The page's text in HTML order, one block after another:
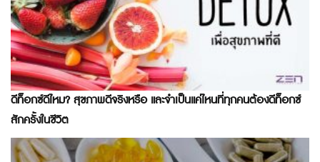
ดีท็อกซ์ดีไหม? สุขภาพดีจริงหรือ และจำเป็นแค่ไหนที่ทุกคนต้องดีท็อกซ์
สักครั้งในชีวิต